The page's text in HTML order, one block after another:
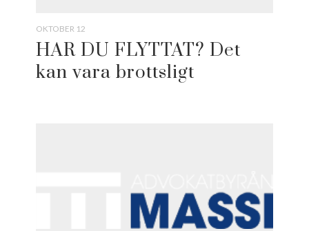
OKTOBER 12
HAR DU FLYTTAT? Det
kan vara brottsligt